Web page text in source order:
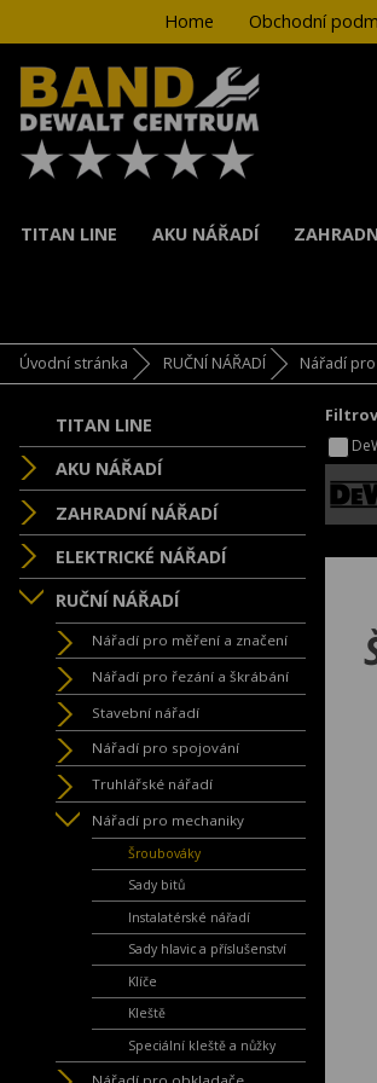
Home Obchodní
TITAN LINE AKU NÁŘADÍ
Úvodní stránka RUČNÍ NÁŘADÍ Nářadí
TITAN LINE
AKU NÁŘADÍ
ZAHRADNÍ NÁŘADÍ
ELEKTRICKÉ NÁŘADÍ
RUČNÍ NÁŘADÍ
Nářadí pro měření a značení
Nářadí pro řezání a škrábání
Stavební nářadí
Nářadí pro spojování
Truhlářské nářadí
Nářadí pro mechaniky
Šroubováky
Sady bitů
Instalatérské nářadí
Sady hlavic a příslušenství
Klíče
Kleště
Speciální kleště a nůžky